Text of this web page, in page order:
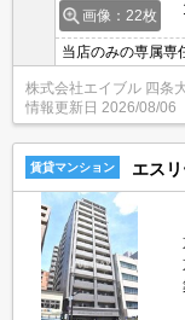
画像：22枚
当店のみの専属専
内!。インターネ
Vインターホン付
株式会社エイブル 四条
情報更新日 2026/08/06
賃貸マンション エス